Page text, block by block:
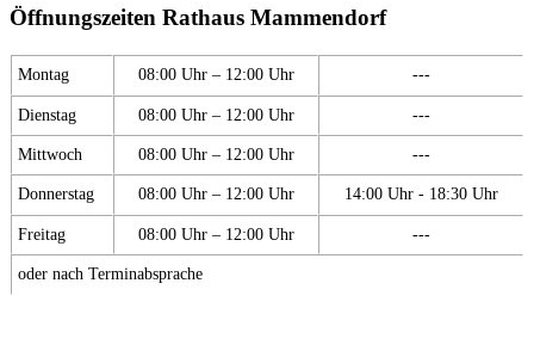
Öffnungszeiten Rathaus Mammendorf
Montag 08:00 Uhr – 12:00 Uhr ---
Dienstag 08:00 Uhr – 12:00 Uhr ---
Mittwoch 08:00 Uhr – 12:00 Uhr ---
Donnerstag 08:00 Uhr – 12:00 Uhr 14:00 Uhr - 18:30 Uhr
Freitag 08:00 Uhr – 12:00 Uhr ---
oder nach Terminabsprache